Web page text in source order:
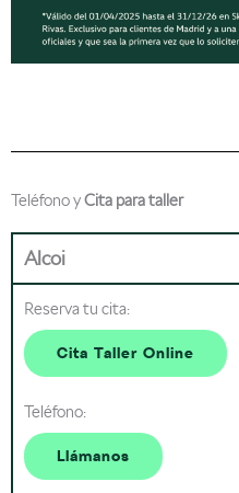
Teléfono yCita para taller
Alcoi
Reserva tu cita:
Cita Taller Online
Teléfono:
Llámanos